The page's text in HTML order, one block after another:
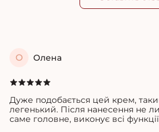
О Олена
Дуже подобається цей крем,
легенький. Після нанесення не
саме головне, виконує всі